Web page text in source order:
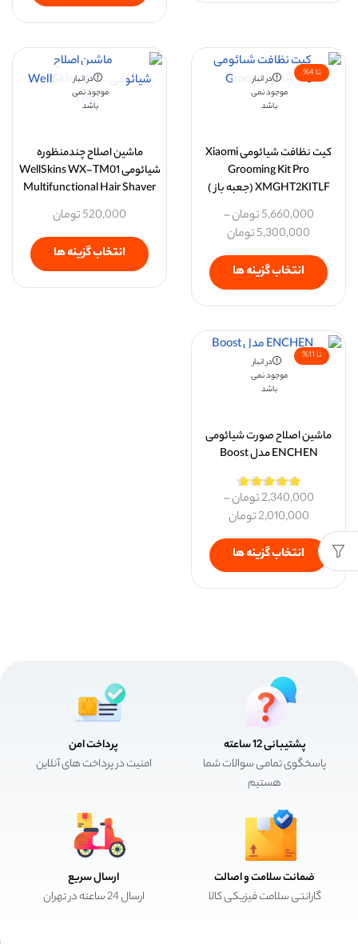
تا 4%
در انبار
موجود نمی
باشد
کیت نظافت شیائومی Xiaomi
Grooming Kit Pro
XMGHT2KITLF (جعبه باز )
5,660,000تومان–
5,300,000تومان
انتخاب گزینه ها
در انبار
موجود نمی
باشد
ماشین اصلاح چندمنظوره
شیائومی WellSkins WX-TM01
Multifunctional Hair Shaver
520,000تومان
انتخاب گزینه ها
تا 11%
در انبار
موجود نمی
باشد
ماشین اصلاح صورت شیائومی
ENCHEN مدل Boost
2,340,000تومان–
2,010,000تومان
انتخاب گزینه ها
پشتیبانی 12 ساعته
پاسخگوی تمامی سوالات شما
هستیم
پرداخت امن
امنیت در پرداخت های آنلاین
ضمانت سلامت و اصالت
گارانتی سلامت فیزیکی کالا
ارسال سریع
ارسال 24 ساعته در تهران